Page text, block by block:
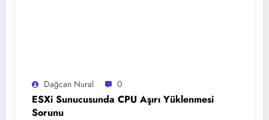
Dağcan Nural 0
ESXi Sunucusunda CPU Aşırı Yüklenmesi
Sorunu